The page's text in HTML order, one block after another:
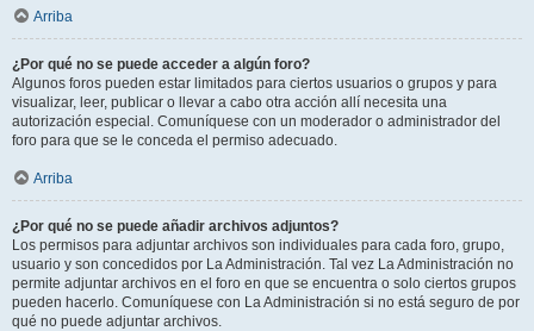
Arriba
¿Por qué no se puede acceder a algún foro?
Algunos foros pueden estar limitados para ciertos usuarios o grupos y para
visualizar, leer, publicar o llevar a cabo otra acción allí necesita una
autorización especial. Comuníquese con un moderador o administrador del
foro para que se le conceda el permiso adecuado.
Arriba
¿Por qué no se puede añadir archivos adjuntos?
Los permisos para adjuntar archivos son individuales para cada foro, grupo,
usuario y son concedidos por La Administración. Tal vez La Administración no
permite adjuntar archivos en el foro en que se encuentra o solo ciertos grupos
pueden hacerlo. Comuníquese con La Administración si no está seguro de por
qué no puede adjuntar archivos.